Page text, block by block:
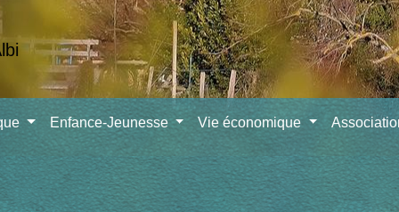
Enfance-Jeunesse Vie économique